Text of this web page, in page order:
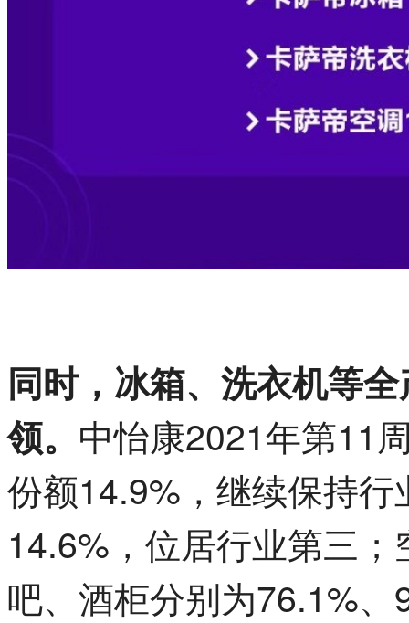
同时，冰箱、洗衣机等
领。 中怡康2021年第11
份额14.9%，继续保持
14.6%，位居行业第三
吧、酒柜分别为76.1%